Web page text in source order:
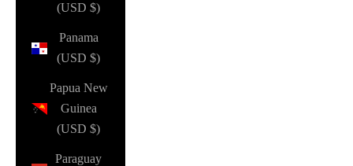
(USD $)
Panama
(USD $)
Papua New
Guinea
(USD $)
Paraguay